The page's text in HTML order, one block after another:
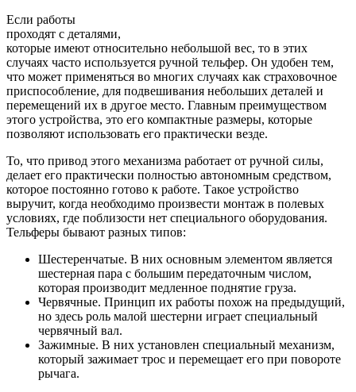
Если работы
проходят с деталями,
которые имеют относительно небольшой вес, то в этих
случаях часто используется ручной тельфер. Он удобен тем,
что может применяться во многих случаях как страховочное
приспособление, для подвешивания небольших деталей и
перемещений их в другое место. Главным преимуществом
этого устройства, это его компактные размеры, которые
позволяют использовать его практически везде.
То, что привод этого механизма работает от ручной силы,
делает его практически полностью автономным средством,
которое постоянно готово к работе. Такое устройство
выручит, когда необходимо произвести монтаж в полевых
условиях, где поблизости нет специального оборудования.
Тельферы бывают разных типов:
Шестеренчатые. В них основным элементом является
шестерная пара с большим передаточным числом,
которая производит медленное поднятие груза.
Червячные. Принцип их работы похож на предыдущий,
но здесь роль малой шестерни играет специальный
червячный вал.
Зажимные. В них установлен специальный механизм,
который зажимает трос и перемещает его при повороте
рычага.